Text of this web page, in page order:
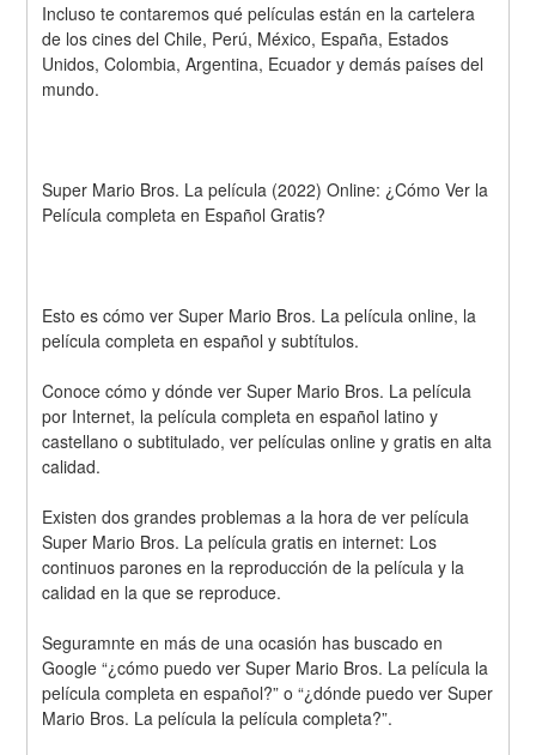
Incluso te contaremos qué películas están en la cartelera
de los cines del Chile, Perú, México, España, Estados
Unidos, Colombia, Argentina, Ecuador y demás países del
mundo.
Super Mario Bros. La película (2022) Online: ¿Cómo Ver la
Película completa en Español Gratis?
Esto es cómo ver Super Mario Bros. La película online, la
película completa en español y subtítulos.
Conoce cómo y dónde ver Super Mario Bros. La película
por Internet, la película completa en español latino y
castellano o subtitulado, ver películas online y gratis en alta
calidad.
Existen dos grandes problemas a la hora de ver película
Super Mario Bros. La película gratis en internet: Los
continuos parones en la reproducción de la película y la
calidad en la que se reproduce.
Seguramnte en más de una ocasión has buscado en
Google “¿cómo puedo ver Super Mario Bros. La película la
película completa en español?” o “¿dónde puedo ver Super
Mario Bros. La película la película completa?”.